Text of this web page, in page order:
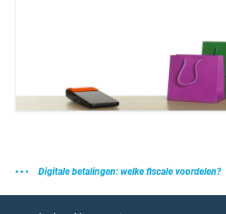
Digitale betalingen: welke fiscale voordelen?